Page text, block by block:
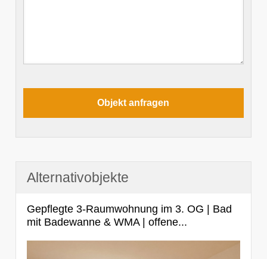
Alternativobjekte
Gepflegte 3-Raumwohnung im 3. OG | Bad
mit Badewanne & WMA | offene...